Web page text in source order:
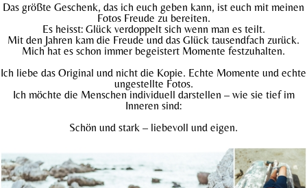
Das größte Geschenk, das ich euch geben kann, ist euch mit meinen
Fotos Freude zu bereiten.
Es heisst: Glück verdoppelt sich wenn man es teilt.
Mit den Jahren kam die Freude und das Glück tausendfach zurück.
Mich hat es schon immer begeistert Momente festzuhalten.
Ich liebe das Original und nicht die Kopie. Echte Momente und echte
ungestellte Fotos.
Ich möchte die Menschen individuell darstellen – wie sie tief im
Inneren sind:
Schön und stark – liebevoll und eigen.